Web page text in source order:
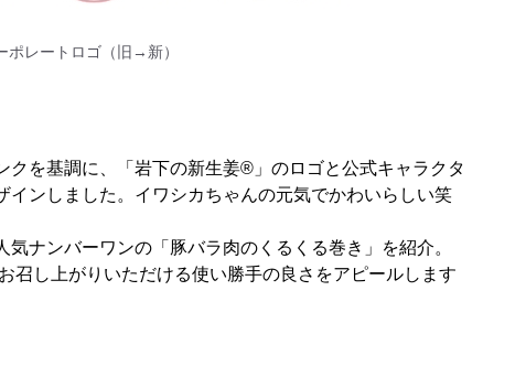
ポレートロゴ（旧→新）
クを基調に、「岩下の新生姜®」のロゴと公式キャラクタ
ンしました。イワシカちゃんの元気でかわいらしい笑
ナンバーワンの「豚バラ肉のくるくる巻き」を紹介。
召し上がりいただける使い勝手の良さをアピールします